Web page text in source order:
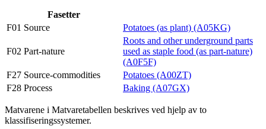
Fasetter
F01 Source
Potatoes (as plant) (A05KG)
F02 Part-nature
Roots and other underground parts
used as staple food (as part-nature)
(A0F5F)
F27 Source-commodities
Potatoes (A00ZT)
F28 Process
Baking (A07GX)
Matvarene i Matvaretabellen beskrives ved hjelp av to
klassifiseringssystemer.